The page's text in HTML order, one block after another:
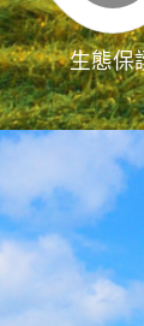
生態保